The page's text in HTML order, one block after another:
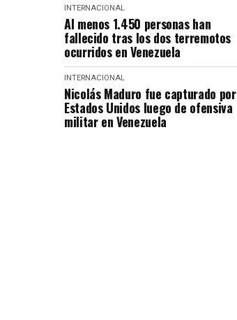
INTERNACIONAL
Al menos 1.450 personas han
fallecido tras los dos terremotos
ocurridos en Venezuela
INTERNACIONAL
Nicolás Maduro fue capturado por
Estados Unidos luego de ofensiva
militar en Venezuela